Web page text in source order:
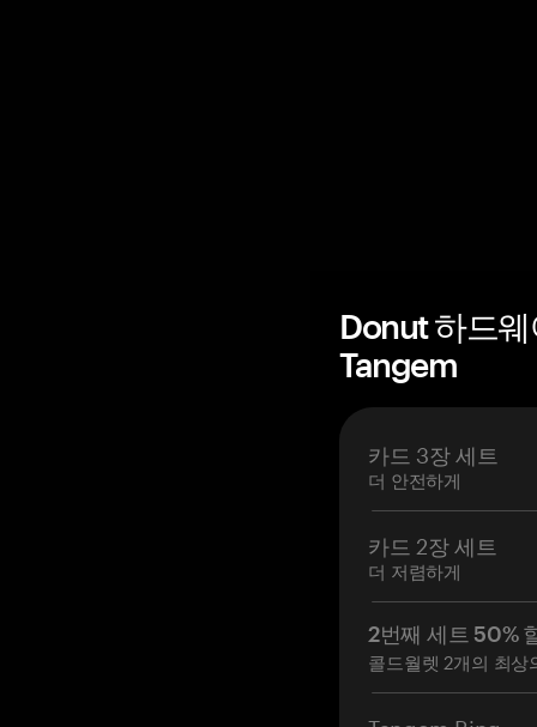
Donut 하드
Tangem
카드 3장 세트
더 안전하게
카드 2장 세트
더 저렴하게
2번째 세트 50%
콜드월렛 2개의 최상